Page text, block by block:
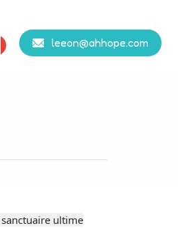
leeon@ahhope.com
ultime